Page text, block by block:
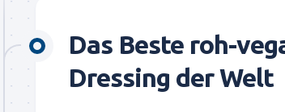
Das Beste roh-
Dressing der Welt